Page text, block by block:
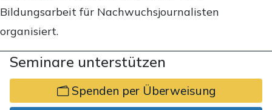
Bildungsarbeit für Nachwuchsjournalisten
organisiert.
Seminare unterstützen
Spenden per Überweisung